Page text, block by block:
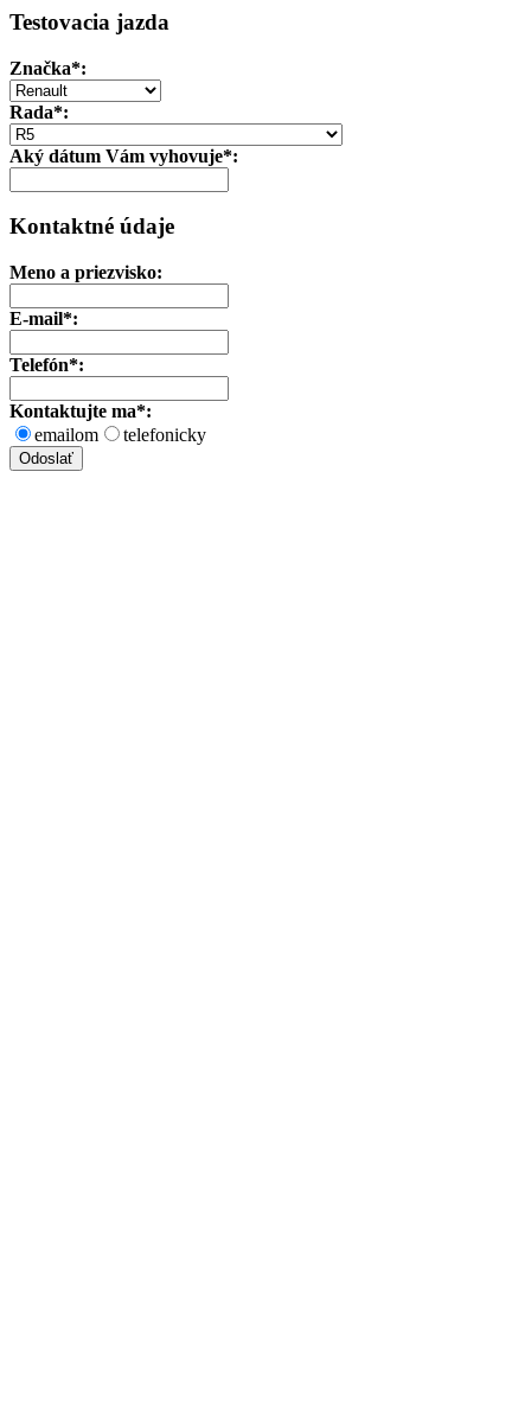
Testovacia jazda
Značka*:
Rada*:
Aký dátum Vám vyhovuje*:
Kontaktné údaje
Meno a priezvisko:
E-mail*:
Telefón*:
Kontaktujte ma*:
emailom
telefonicky